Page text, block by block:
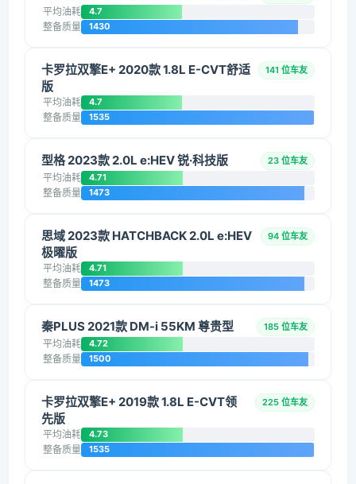
平均油耗 4.7
整备质量 1430
卡罗拉双擎E+ 2020款 1.8L E-CVT舒适
版
141 位车友
平均油耗 4.7
整备质量 1535
型格 2023款 2.0L e:HEV 锐·科技版 23 位车友
平均油耗 4.71
整备质量 1473
思域 2023款 HATCHBACK 2.0L e:HEV
极曜版
94 位车友
平均油耗 4.71
整备质量 1473
秦PLUS 2021款 DM-i 55KM 尊贵型 185 位车友
平均油耗 4.72
整备质量 1500
卡罗拉双擎E+ 2019款 1.8L E-CVT领
先版
225 位车友
平均油耗 4.73
整备质量 1535